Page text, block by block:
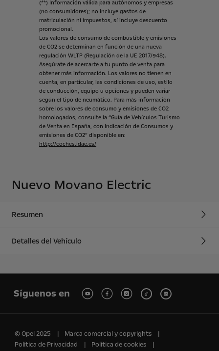
(**) Información válida para autónomos y empresas
(no consumidores); no incluye gastos de
matriculación ni impuestos, sí incluye descuento
promocional.
Los valores de consumo de combustible y emisiones
de CO2 se determinan en función de una nueva
regulación WLTP (Regulación de la UE 2017/948).
Asegúrate de acercarte a tu punto de venta para
obtener más información. Los valores no tienen en
cuenta, en particular, las condiciones de uso, estilo
de conducción, equipo u opciones y pueden variar
según el tipo de neumático. Para más información
sobre los valores de consumo y emisiones de CO2
homologados, consulte la “Guía de Vehículos Turismo
de Venta en España, con Indicación de Consumos y
emisiones de CO2” disponible en:
http://coches.idae.es/
Nuevo Movano Electric
Resumen
Detalles del Vehículo
Síguenos en
© Opel 2025
Marca comercial y copyrights
Política de Privacidad
Política de cookies